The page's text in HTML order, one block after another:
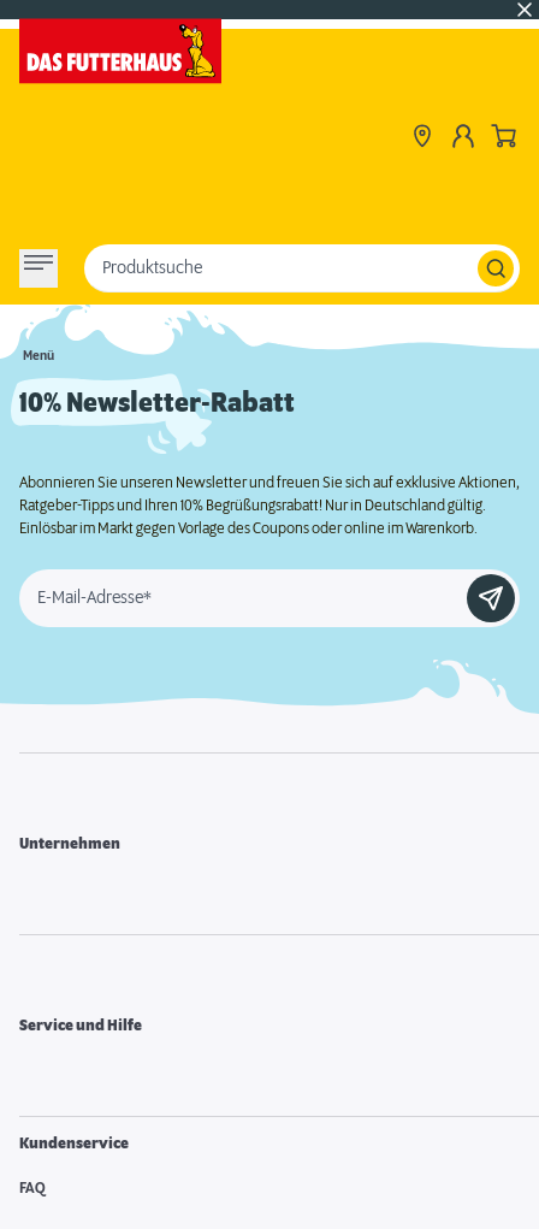
Menü
Produktsuche
10% Newsletter-Rabatt
Abonnieren Sie unseren Newsletter und freuen Sie sich auf exklusive Aktionen,
Ratgeber-Tipps und Ihren 10% Begrüßungsrabatt! Nur in Deutschland gültig.
Einlösbar im Markt gegen Vorlage des Coupons oder online im Warenkorb.
E-Mail-Adresse*
Unternehmen
Service und Hilfe
Kundenservice
FAQ